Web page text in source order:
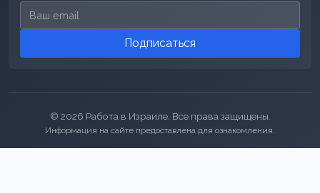
Email для подписки
Подписаться
© 2026 Работа в Израиле. Все права защищены.
Информация на сайте предоставлена для ознакомления.